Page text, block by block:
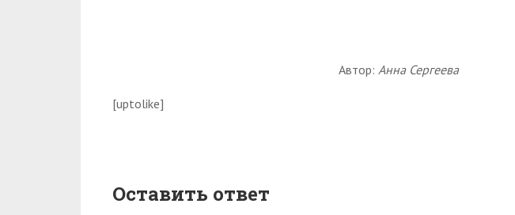
Автор: Анна Сергеева
[uptolike]
Оставить ответ